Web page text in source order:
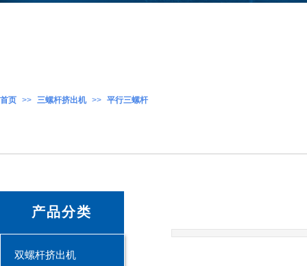
首页 >> 三螺杆挤出机 >> 平行三螺杆
产品分类
双螺杆挤出机